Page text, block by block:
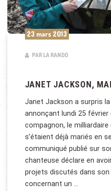
23 mars 2013
PAR LA RANDO
JANET JACKSON,
Janet Jackson a surpris
annonçant lundi 25 février
compagnon, le
s’étaient déjà mariés en
communiqué publié sur
chanteuse déclare en
projets discutés dans son
concernant un …